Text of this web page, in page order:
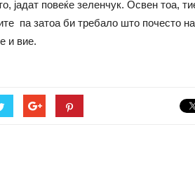
јадат повеќе зеленчук. Освен тоа,
па затоа би требало што почесто
и вие.